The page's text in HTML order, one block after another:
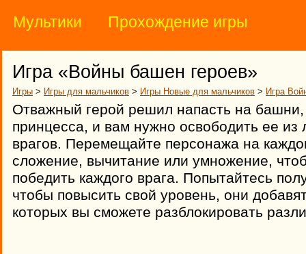
Мультики Прохождение игры
Игра «Войны башен героев»
Игры > Игры для мальчиков > Игры Новые для мальчиков > Игра
Отважный герой решил напасть на башни,
принцесса, и вам нужно освободить ее из
врагов. Перемещайте персонажа на
сложение, вычитание или умножение,
победить каждого врага. Попытайтесь
чтобы повысить свой уровень, они
которых вы сможете разблокировать